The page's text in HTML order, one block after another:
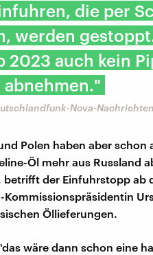
die per
werden
2023 auch kein
abnehmen."
Nova-
Polen haben aber
Öl mehr aus Russland
der Einfuhrstopp ab
Kommissionspräsidentin
Öllieferungen.
wäre dann schon eine